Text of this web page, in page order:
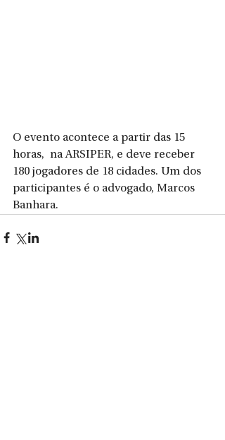
O evento acontece a partir das 15
horas,  na ARSIPER, e deve receber
180 jogadores de 18 cidades. Um dos
participantes é o advogado, Marcos
Banhara.